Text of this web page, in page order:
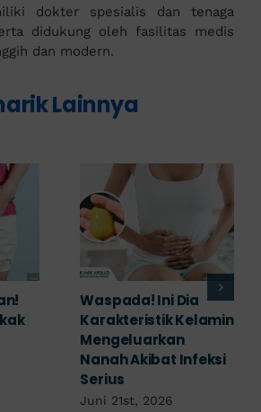
dokter spesialis dan tenaga
didukung oleh fasilitas medis
dan modern.
Lainnya
Waspada! Ini Dia
Karakteristik Kelamin
Mengeluarkan
Nanah Akibat Infeksi
Serius
Juni 21st, 2026